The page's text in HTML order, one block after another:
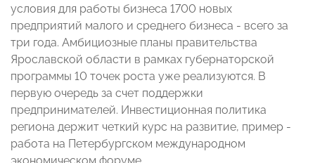
условия для работы бизнеса 1700 новых
предприятий малого и среднего бизнеса - всего за
три года. Амбициозные планы правительства
Ярославской области в рамках губернаторской
программы 10 точек роста уже реализуются. В
первую очередь за счет поддержки
предпринимателей. Инвестиционная политика
региона держит четкий курс на развитие, пример -
работа на Петербургском международном